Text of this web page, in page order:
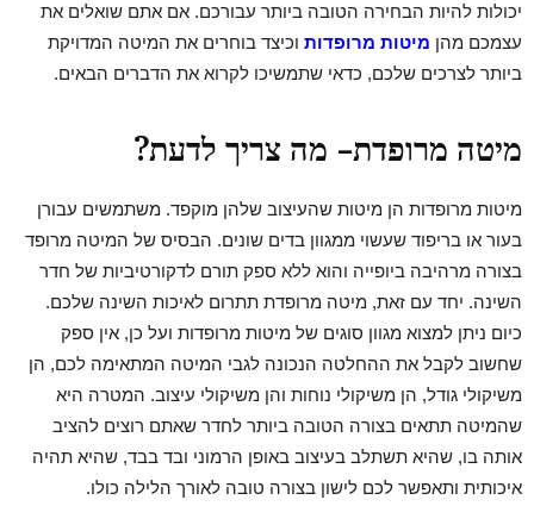
יכולות להיות הבחירה הטובה ביותר עבורכם. אם אתם שואלים את
עצמכם מהן מיטות מרופדות וכיצד בוחרים את המיטה המדויקת
ביותר לצרכים שלכם, כדאי שתמשיכו לקרוא את הדברים הבאים.
מיטה מרופדת- מה צריך לדעת?
מיטות מרופדות הן מיטות שהעיצוב שלהן מוקפד. משתמשים עבורן
בעור או בריפוד שעשוי ממגוון בדים שונים. הבסיס של המיטה מרופד
בצורה מרהיבה ביופייה והוא ללא ספק תורם לדקורטיביות של חדר
השינה. יחד עם זאת, מיטה מרופדת תתרום לאיכות השינה שלכם.
כיום ניתן למצוא מגוון סוגים של מיטות מרופדות ועל כן, אין ספק
שחשוב לקבל את ההחלטה הנכונה לגבי המיטה המתאימה לכם, הן
משיקולי גודל, הן משיקולי נוחות והן משיקולי עיצוב. המטרה היא
שהמיטה תתאים בצורה הטובה ביותר לחדר שאתם רוצים להציב
אותה בו, שהיא תשתלב בעיצוב באופן הרמוני ובד בבד, שהיא תהיה
איכותית ותאפשר לכם לישון בצורה טובה לאורך הלילה כולו.